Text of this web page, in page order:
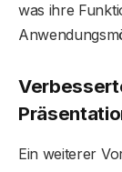
was ihre
Ein weiterer